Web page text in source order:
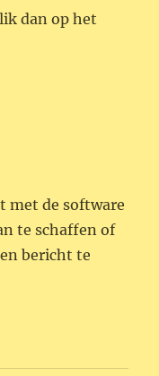
dan op het
met de software
te schaffen of
bericht te